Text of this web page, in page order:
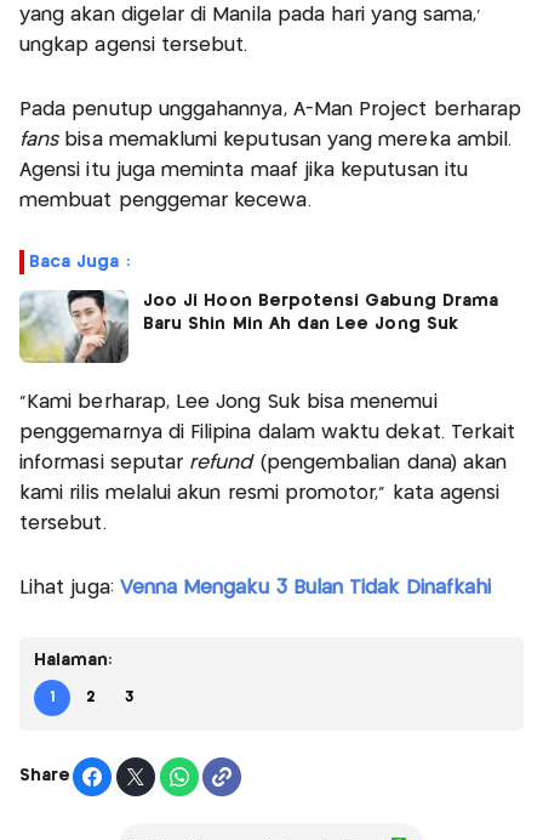
yang akan digelar di Manila pada hari yang sama,’
ungkap agensi tersebut.
Pada penutup unggahannya, A-Man Project berharap
fansbisa memaklumi keputusan yang mereka ambil.
Agensi itu juga meminta maaf jika keputusan itu
membuat penggemar kecewa.
Baca Juga :
Joo Ji Hoon Berpotensi Gabung Drama
Baru Shin Min Ah dan Lee Jong Suk
“Kami berharap, Lee Jong Suk bisa menemui
penggemarnya di Filipina dalam waktu dekat. Terkait
informasi seputar refund(pengembalian dana) akan
kami rilis melalui akun resmi promotor,” kata agensi
tersebut.
Lihat juga: Venna Mengaku 3 Bulan Tidak Dinafkahi
Halaman:
1 2 3
Share